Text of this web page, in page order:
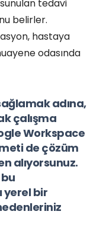
tedavi
belirler.
hastaya
odasında
adına,
çalışma
Workspace
de çözüm
alıyorsunuz.
yerel bir